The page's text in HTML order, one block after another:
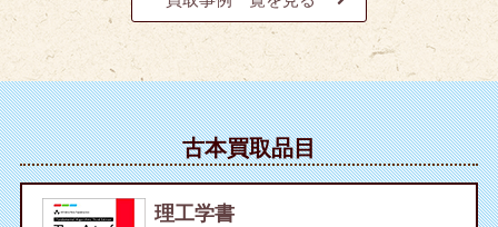
古本買取品目
理工学書